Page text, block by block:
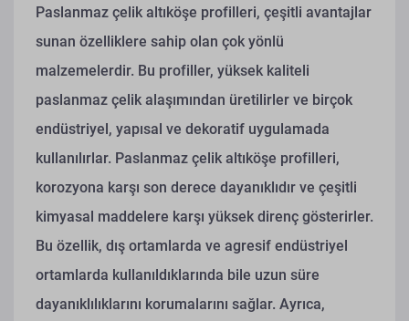
Paslanmaz çelik altıköşe profilleri, çeşitli avantajlar
sunan özelliklere sahip olan çok yönlü
malzemelerdir. Bu profiller, yüksek kaliteli
paslanmaz çelik alaşımından üretilirler ve birçok
endüstriyel, yapısal ve dekoratif uygulamada
kullanılırlar. Paslanmaz çelik altıköşe profilleri,
korozyona karşı son derece dayanıklıdır ve çeşitli
kimyasal maddelere karşı yüksek direnç gösterirler.
Bu özellik, dış ortamlarda ve agresif endüstriyel
ortamlarda kullanıldıklarında bile uzun süre
dayanıklılıklarını korumalarını sağlar. Ayrıca,